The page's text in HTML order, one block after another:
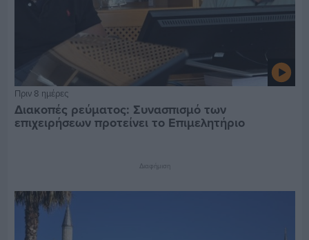
Πριν 8 ημέρες
Διακοπές ρεύματος: Συνασπισμό των
επιχειρήσεων προτείνει το Επιμελητήριο
Διαφήμιση